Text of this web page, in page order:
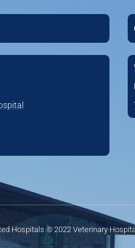
Hospitals © 2022 Veterinary